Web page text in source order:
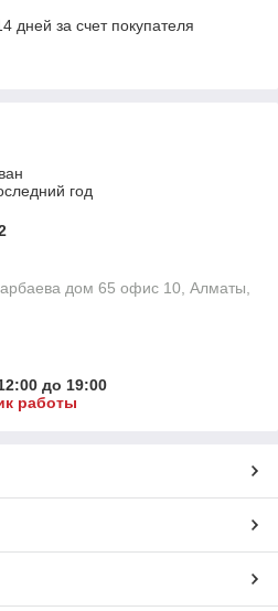
дней за счет покупателя
год
дом 65 офис 10, Алматы,
до 19:00
работы